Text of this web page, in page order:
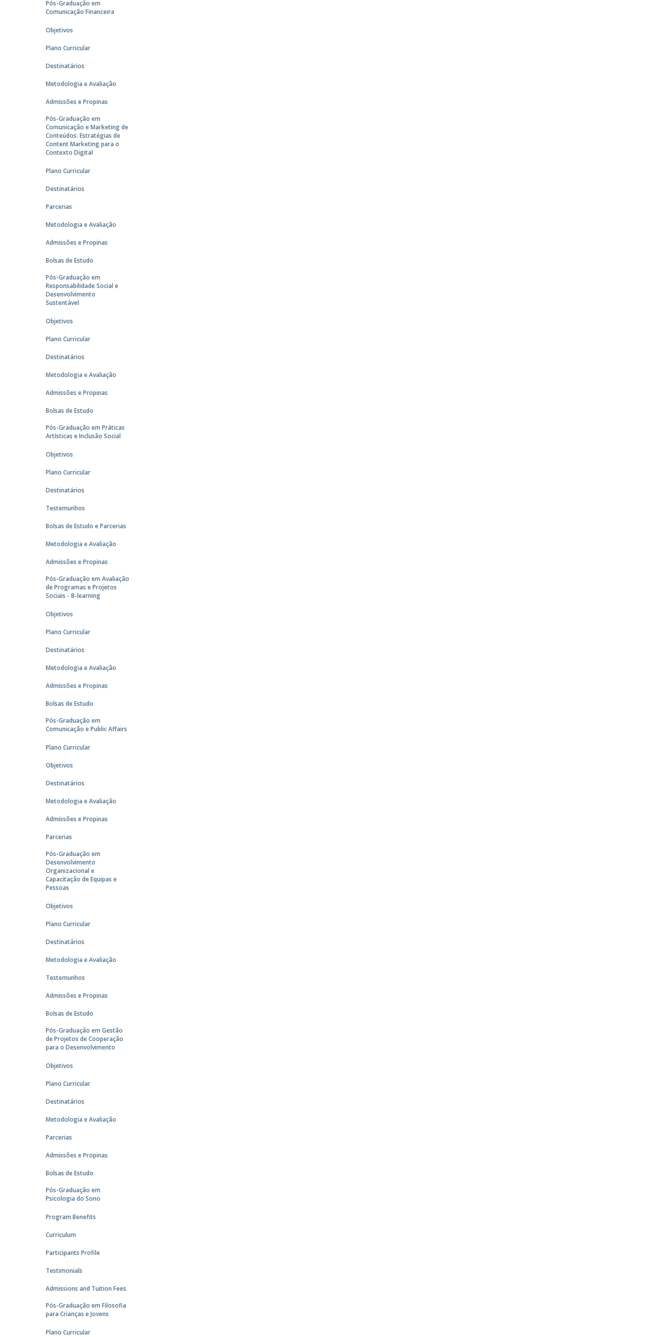
Pós-Graduação em
Comunicação Financeira
Objetivos
Plano Curricular
Destinatários
Metodologia e Avaliação
Admissões e Propinas
Pós-Graduação em
Comunicação e Marketing de
Conteúdos: Estratégias de
Content Marketing para o
Contexto Digital
Plano Curricular
Destinatários
Parcerias
Metodologia e Avaliação
Admissões e Propinas
Bolsas de Estudo
Pós-Graduação em
Responsabilidade Social e
Desenvolvimento
Sustentável
Objetivos
Plano Curricular
Destinatários
Metodologia e Avaliação
Admissões e Propinas
Bolsas de Estudo
Pós-Graduação em Práticas
Artísticas e Inclusão Social
Objetivos
Plano Curricular
Destinatários
Testemunhos
Bolsas de Estudo e Parcerias
Metodologia e Avaliação
Admissões e Propinas
Pós-Graduação em Avaliação
de Programas e Projetos
Sociais - B-learning
Objetivos
Plano Curricular
Destinatários
Metodologia e Avaliação
Admissões e Propinas
Bolsas de Estudo
Pós-Graduação em
Comunicação e Public Affairs
Plano Curricular
Objetivos
Destinatários
Metodologia e Avaliação
Admissões e Propinas
Parcerias
Pós-Graduação em
Desenvolvimento
Organizacional e
Capacitação de Equipas e
Pessoas
Objetivos
Plano Curricular
Destinatários
Metodologia e Avaliação
Testemunhos
Admissões e Propinas
Bolsas de Estudo
Pós-Graduação em Gestão
de Projetos de Cooperação
para o Desenvolvimento
Objetivos
Plano Curricular
Destinatários
Metodologia e Avaliação
Parcerias
Admissões e Propinas
Bolsas de Estudo
Pós-Graduação em
Psicologia do Sono
Program Benefits
Curriculum
Participants Profile
Testimonials
Admissions and Tuition Fees
Pós-Graduação em Filosofia
para Crianças e Jovens
Plano Curricular